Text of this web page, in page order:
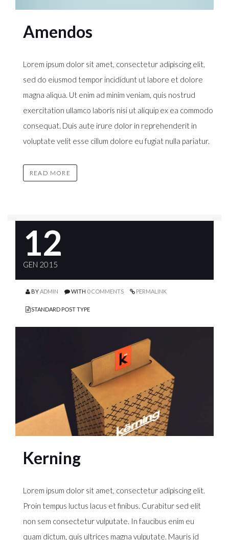
Amendos
Lorem ipsum dolor sit amet, consectetur adipiscing elit,
sed do eiusmod tempor incididunt ut labore et dolore
magna aliqua. Ut enim ad minim veniam, quis nostrud
exercitation ullamco laboris nisi ut aliquip ex ea commodo
consequat. Duis aute irure dolor in reprehenderit in
voluptate velit esse cillum dolore eu fugiat nulla pariatur.
READ MORE
12
GEN 2015
BYADMIN WITH 0 COMMENTS PERMALINK
STANDARD POST TYPE
Kerning
Lorem ipsum dolor sit amet, consectetur adipiscing elit.
Proin tempus luctus lacus et finibus. Curabitur sed elit
non sem consectetur vulputate. In faucibus enim eu
quam dictum, quis ultrices magna vulputate. Mauris id